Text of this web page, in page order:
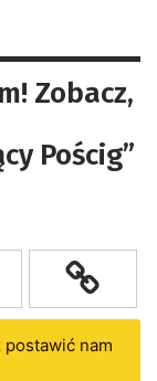
Zobacz,
Pościg”
postawić nam